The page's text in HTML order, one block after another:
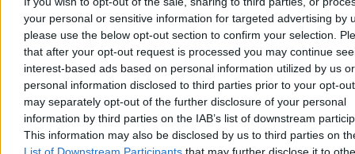
your personal or sensitive information for targeted advertising by
please use the below opt-out section to confirm your selection.
that after your opt-out request is processed you may continue
interest-based ads based on personal information utilized by us or
personal information disclosed to third parties prior to your opt-
may separately opt-out of the further disclosure of your personal
information by third parties on the IAB’s list of downstream
This information may also be disclosed by us to third parties on
armia na ratunek Meksykowi
Świat płonie od miesięcy, więc siłą rzeczy języki ognia dosięgają też
zbliżający się mundial. Czy Iran w ogóle pojedzie na ten turniej? Jak
zapewnić bezpieczeństwo kibicom, którzy wybiorą się do miasta
grzechu? Skąd amerykańskie komitety organizacyjne wytrzasną
rzekomo brakujące ćwierć miliarda dolarów? Im bliżej do
mistrzostw, tym więcej pojawia się wokół nich trudnych pytań.